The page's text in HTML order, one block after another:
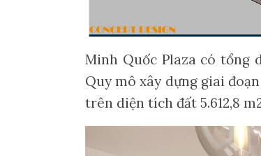
Minh Quốc Plaza có tổng
Quy mô xây dựng giai
trên diện tích đất 5.612,8